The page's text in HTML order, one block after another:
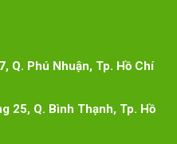
Q. Phú Nhuận, Tp. Hồ Chí
25, Q. Bình Thạnh, Tp. Hồ